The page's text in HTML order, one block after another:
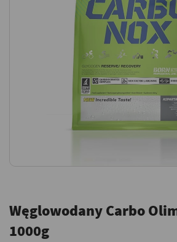
Węglowodany Carbo
1000g